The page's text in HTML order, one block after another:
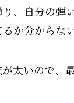
り、自分の弾
か分からない
太いので、